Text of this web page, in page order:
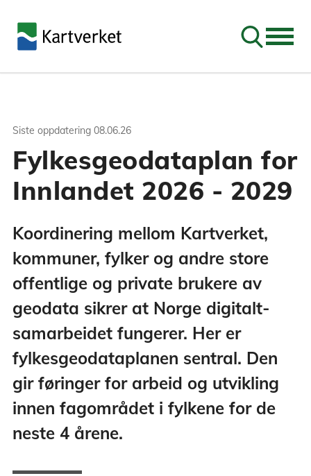
Søk
Siste oppdatering 08.06.26
Fylkesgeodataplan for
Innlandet 2026 - 2029
Koordinering mellom Kartverket,
kommuner, fylker og andre store
offentlige og private brukere av
geodata sikrer at Norge digitalt-
samarbeidet fungerer. Her er
fylkesgeodataplanen sentral. Den
gir føringer for arbeid og utvikling
innen fagområdet i fylkene for de
neste 4 årene.